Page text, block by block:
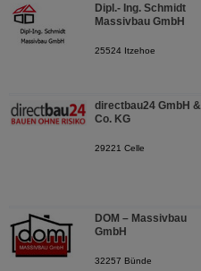
Dipl.- Ing. Schmidt
Massivbau GmbH
25524 Itzehoe
directbau24 GmbH &
Co. KG
29221 Celle
DOM – Massivbau
GmbH
32257 Bünde